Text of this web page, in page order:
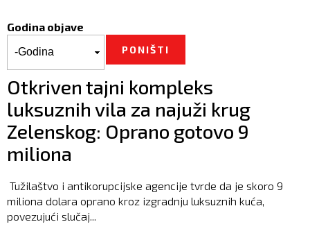
Godina objave
Otkriven tajni kompleks
luksuznih vila za najuži krug
Zelenskog: Oprano gotovo 9
miliona
Tužilaštvo i antikorupcijske agencije tvrde da je skoro 9
miliona dolara oprano kroz izgradnju luksuznih kuća,
povezujući slučaj...